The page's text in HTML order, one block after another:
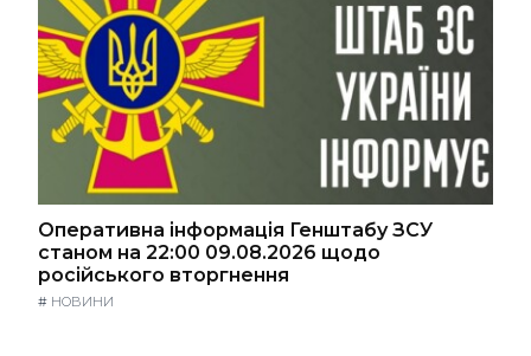
Оперативна інформація Генштабу ЗСУ
станом на 22:00 09.08.2026 щодо
російського вторгнення
# НОВИНИ